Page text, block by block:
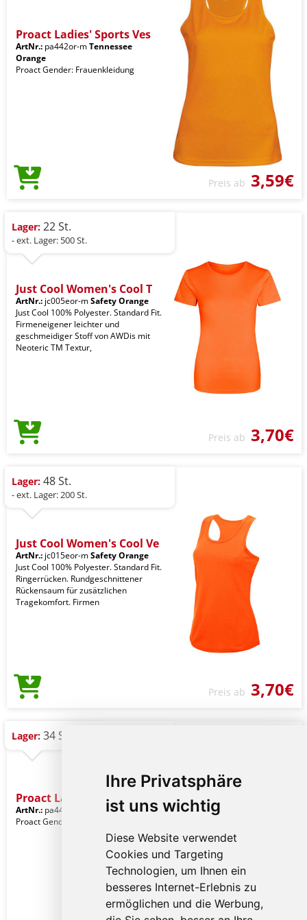
Ihre Privatsphäre
ist uns wichtig
Diese Website verwendet
Cookies und Targeting
Technologien, um Ihnen ein
besseres Internet-Erlebnis zu
ermöglichen und die Werbung,
Proact Ladies' Sports Ves
ArtNr.: pa442or-mTennessee
Orange
Proact Gender: Frauenkleidung
Preis ab 3,59€
Lager: 22 St.
- ext. Lager: 500 St.
Just Cool Women's Cool T
ArtNr.: jc005eor-mSafety Orange
Just Cool 100% Polyester. Standard Fit.
Firmeneigener leichter und
geschmeidiger Stoff von AWDis mit
Neoteric TM Textur,
Preis ab 3,70€
Lager: 48 St.
- ext. Lager: 200 St.
Just Cool Women's Cool Ve
ArtNr.: jc015eor-mSafety Orange
Just Cool 100% Polyester. Standard Fit.
Ringerrücken. Rundgeschnittener
Rückensaum für zusätzlichen
Tragekomfort. Firmen
Preis ab 3,70€
Lager: 34 St.
Proact Ladies' Sports Ves
ArtNr.: pa442for-m
Safety Orange
Proact Gender: Frauenkleidung